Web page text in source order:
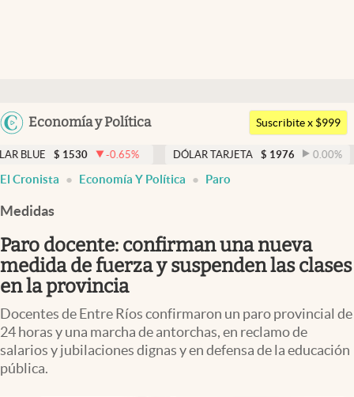
Argentina
Uruguay
Economía y Política
Members
Economía y Política
Finanzas y Mercados
Mercados Online
Negocios
Columnistas
Apertura
Suscribite x $999
-0.65% DÓLAR TARJETA $ 1976 0.00 % DÓLAR
El Cronista Economía Y Política Paro
Medidas
Paro docente: confirman una nueva
medida de fuerza y suspenden las clases
en la provincia
Docentes de Entre Ríos confirmaron un paro provincial de
24 horas y una marcha de antorchas, en reclamo de
salarios y jubilaciones dignas y en defensa de la educación
pública.